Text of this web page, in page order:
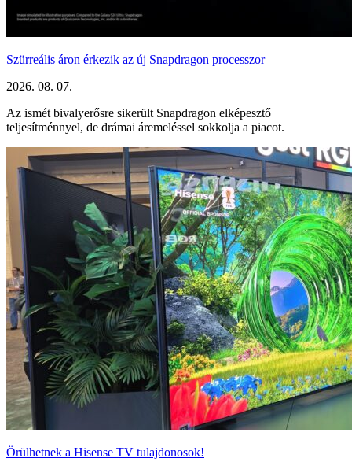
Szürreális áron érkezik az új Snapdragon processzor
2026. 08. 07.
Az ismét bivalyerősre sikerült Snapdragon elképesztő
teljesítménnyel, de drámai áremeléssel sokkolja a piacot.
Örülhetnek a Hisense TV tulajdonosok!